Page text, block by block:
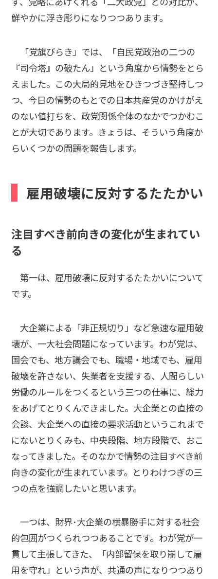
鮮やかに浮き彫りになりつつあります。
「党旗びらき」では、「自民党政治の二つの
『司令塔』の破たん」という角度から情勢をとら
えました。この大局的見地をひきつづき堅持しつ
つ、今日の情勢のもとでの日本共産党のかけがえ
のない値打ちを、政党関係全体のなかでつかむこ
とが大切であります。きょうは、そういう角度か
らいくつかの問題を報告します。
雇用破壊に反対するたたかい
注目すべき前向きの変化が生まれてい
る
第一は、雇用破壊に反対するたたかいについて
です。
大企業による「非正規切り」など急速な雇用破
壊が、一大社会問題になっています。わが党は、
国会でも、地方議会でも、職場・地域でも、雇用
破壊を許さない、失業者を支援する、人間らしい
労働のルールをつくるという三つの仕事に、総力
をあげてとりくんできました。大企業との直接の
会談、大企業への直接の要求活動というこれまで
にないとりくみも、中央段階、地方段階で、おこ
なってきました。そのなかで情勢の注目すべき前
向きの変化が生まれています。とりわけつぎの三
つの点を強調したいと思います。
一つは、財界･大企業の横暴勝手に対する社会
的包囲がつくられつつあることです。わが党が一
貫して主張してきた、「内部留保を取り崩して雇
用を守れ」という声が、共通の声になりつつあり